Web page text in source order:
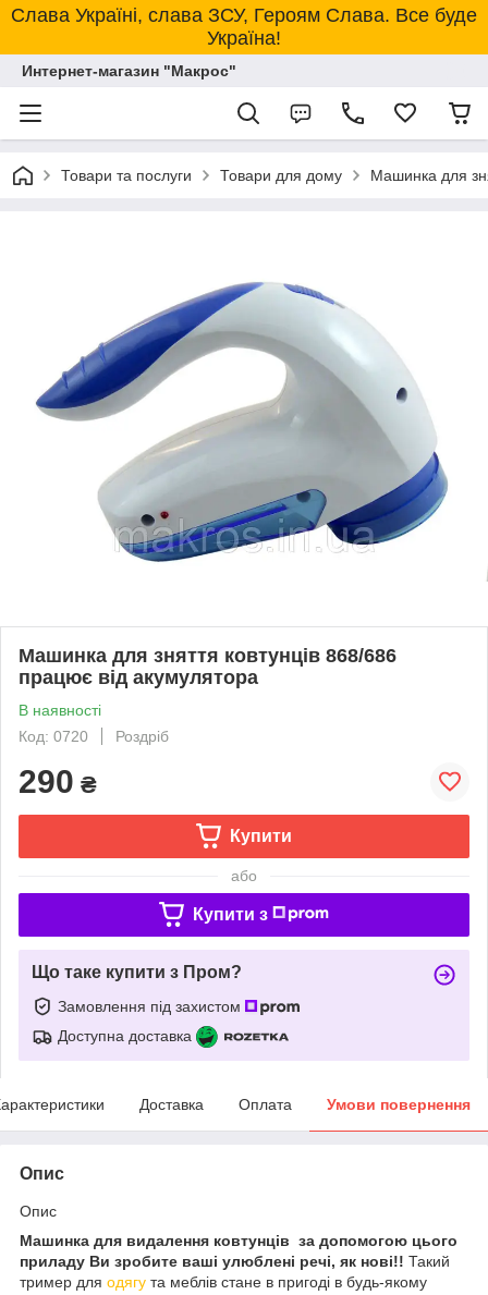
Слава Україні, слава ЗСУ, Героям Слава. Все буде
Україна!
Интернет-магазин "Макрос"
Товари та послуги Товари для дому Машинка для
Машинка для зняття ковтунців 868/686
працює від акумулятора
В наявності
Код: 0720
Роздріб
290 ₴
Купити
або
Купити з
Що таке купити з Пром?
Замовлення під захистом
Доступна доставка
Доставка Оплата Умови повернення
Опис
Опис
Машинка для видалення ковтунців за допомогою цього
приладу Ви зробите ваші улюблені речі, як нові!! Такий
тример для одягу та меблів стане в пригоді в будь-якому